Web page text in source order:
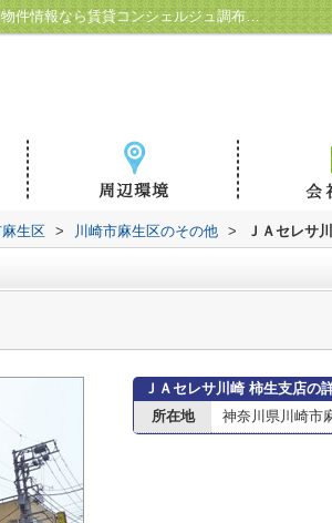
ＪＡセレサ川崎 柿生支店情報ページ｜調布市の賃貸・事業用物件情報なら賃貸コンシェルジュ調布駅前店
麻生区 > 川崎市麻生区のその他 > ＪＡセレサ
ＪＡセレサ川崎 柿生支店の
所在地
神奈川県川崎市